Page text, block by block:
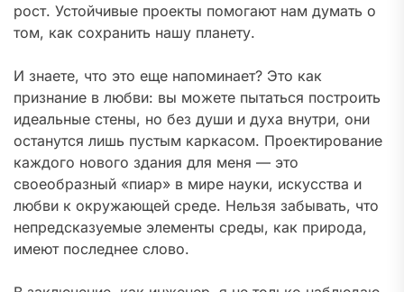
рост. Устойчивые проекты помогают нам думать о
том, как сохранить нашу планету.
И знаете, что это еще напоминает? Это как
признание в любви: вы можете пытаться построить
идеальные стены, но без души и духа внутри, они
останутся лишь пустым каркасом. Проектирование
каждого нового здания для меня — это
своеобразный «пиар» в мире науки, искусства и
любви к окружающей среде. Нельзя забывать, что
непредсказуемые элементы среды, как природа,
имеют последнее слово.